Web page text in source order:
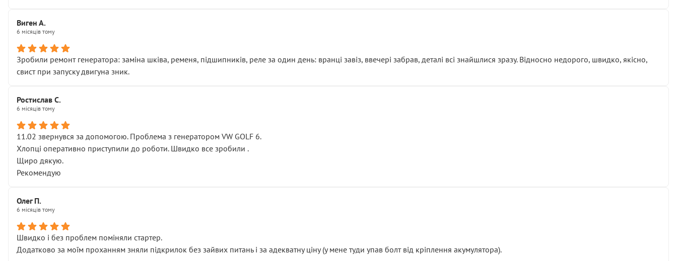
Виген А.
6 місяців тому
Зробили ремонт генератора: заміна шківа, ременя, підшипників, реле за один день: вранці завіз, ввечері забрав, деталі всі знайшлися зразу. Відносно недорого, швидко, якісно,
свист при запуску двигуна зник.
Ростислав С.
6 місяців тому
11.02 звернувся за допомогою. Проблема з генератором VW GOLF 6.
Хлопці оперативно приступили до роботи. Швидко все зробили .
Щиро дякую.
Рекомендую
Олег П.
6 місяців тому
Швидко і без проблем поміняли стартер.
Додатково за моїм проханням зняли підкрилок без зайвих питань і за адекватну ціну (у мене туди упав болт від кріплення акумулятора).